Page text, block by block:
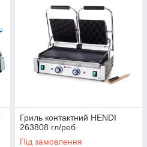
Гриль контактний HENDI
263808 гл/реб
Під замовлення